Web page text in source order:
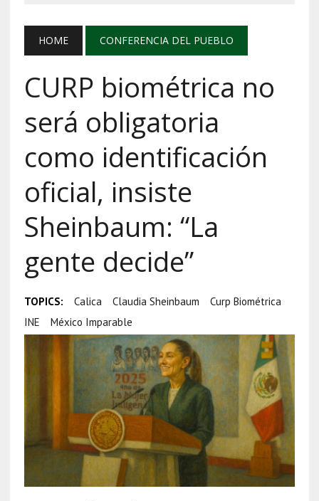
HOME CONFERENCIA DEL PUEBLO
CURP biométrica no
será obligatoria
como identificación
oficial, insiste
Sheinbaum: “La
gente decide”
TOPICS: Calica Claudia Sheinbaum
Curp Biométrica
INE
México Imparable